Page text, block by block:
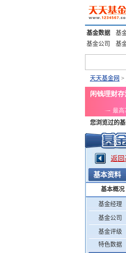
基金数据 基
基金公司
基
天天基金网 >
您浏览过的基
添富优势 华安
返回
基本资料
基本概况
基金经理
基金公司
基金评级
特色数据